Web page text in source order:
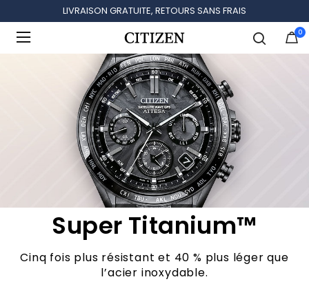
LIVRAISON GRATUITE, RETOURS SANS FRAIS
0
Super Titanium™
Cinq fois plus résistant et 40 % plus léger que
l’acier inoxydable.
Ajouté à Gérer la liste